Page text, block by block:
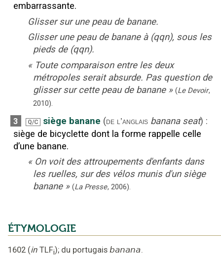
embarrassante.
Glisser sur une peau de banane.
Glisser une peau de banane à (qqn), sous les
pieds de (qqn).
« Toute comparaison entre les deux
métropoles serait absurde. Pas question de
glisser sur cette peau de banane » (Le Devoir,
2010).
3 Q/C siège banane (de l’anglais banana seat) :
siège de bicyclette dont la forme rappelle celle
d’une banane.
« On voit des attroupements d'enfants dans
les ruelles, sur des vélos munis d'un siège
banane » (La Presse, 2006).
ÉTYMOLOGIE
1602 (in TLFi); du portugais banana.